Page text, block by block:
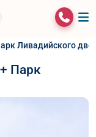
Ливадийского
Парк